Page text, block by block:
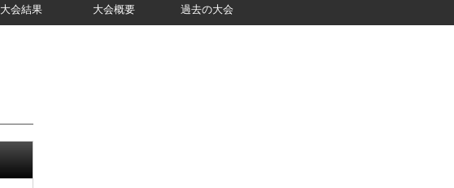
大会結果 大会概要 過去の大会